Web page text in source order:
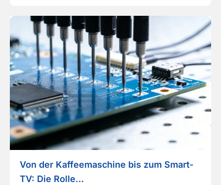
Von der Kaffeemaschine bis zum Smart-
TV: Die Rolle…